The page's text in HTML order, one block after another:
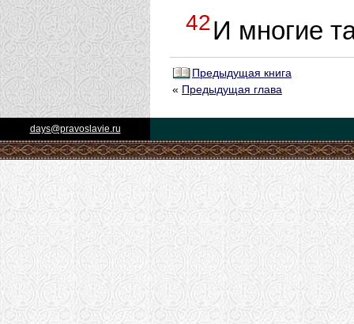
42И многие
Предыдущая книга
« Предыдущая глава
days@pravoslavie.ru